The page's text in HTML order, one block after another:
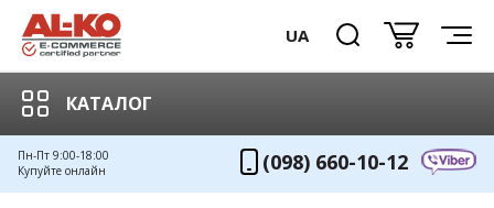
UA
КАТАЛОГ
Пн-Пт 9:00-18:00
Купуйте онлайн
(098) 660-10-12